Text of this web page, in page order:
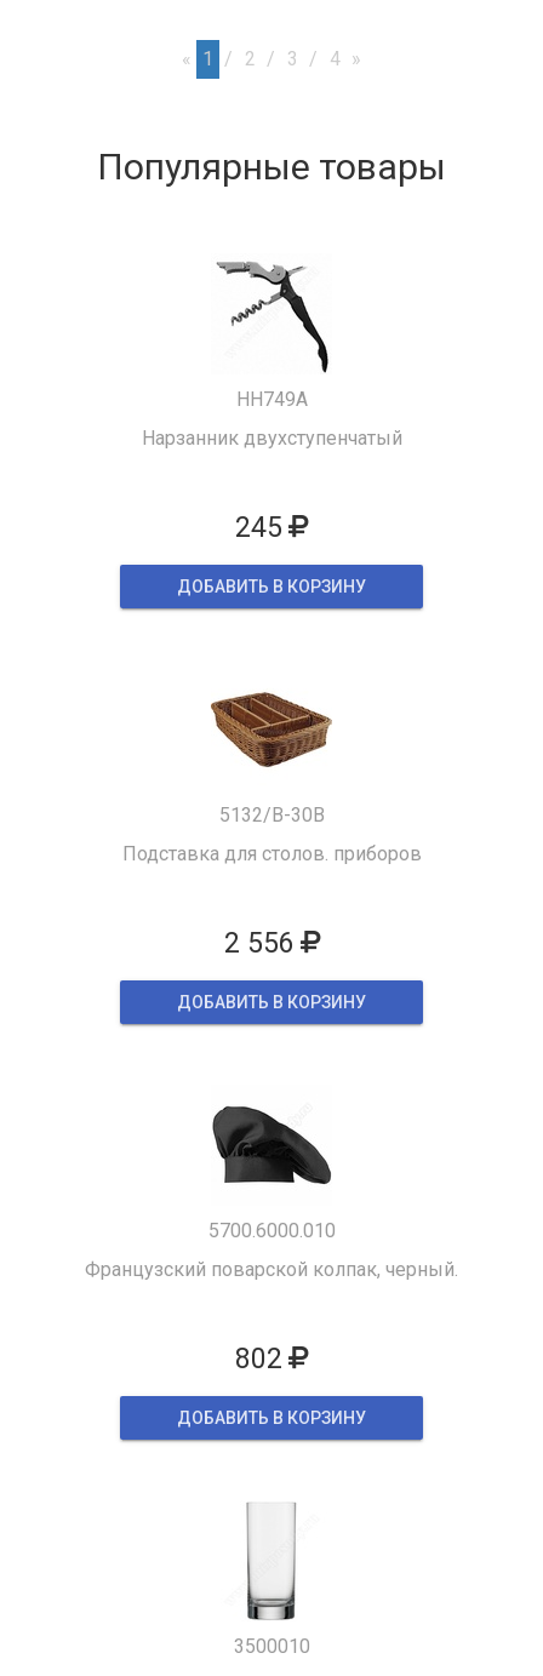
« 1 2 3 4 »
Популярные товары
HH749A
Нарзанник двухступенчатый
245
ДОБАВИТЬ В КОРЗИНУ
5132/B-30B
Подставка для столов. приборов
2 556
ДОБАВИТЬ В КОРЗИНУ
5700.6000.010
Французский поварской колпак, черный.
802
ДОБАВИТЬ В КОРЗИНУ
3500010